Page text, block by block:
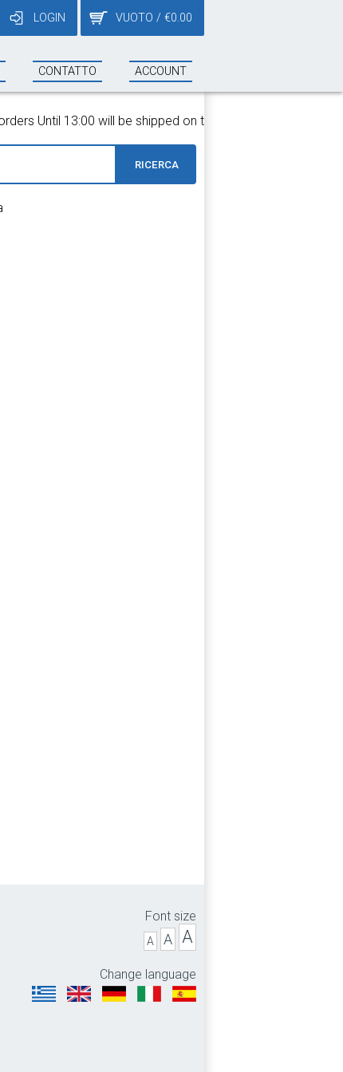
LOGIN VUOTO / €0.00
CONTATTO ACCOUNT
Until 13:00 will be shipped on the same day!
RICERCA
Font size
A A A
Change language